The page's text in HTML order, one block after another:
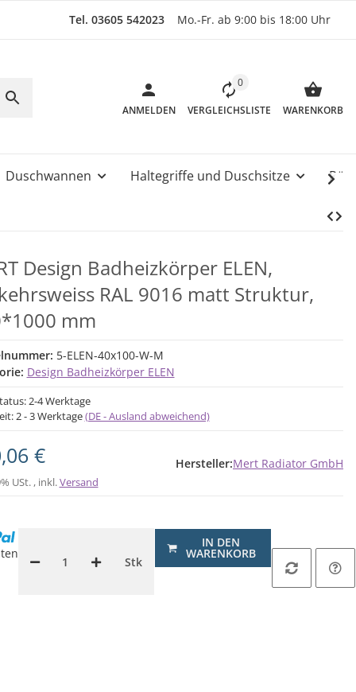
Tel. 03605 542023 Mo.-Fr. ab 9:00 bis 18:00 Uhr
ANMELDEN
0
VERGLEICHSLISTE WARENKORB
Duschwannen Haltegriffe und Duschsitze
Design Badheizkörper ELEN,
RAL 9016 matt Struktur,
mm
5-ELEN-40x100-W-M
Design Badheizkörper ELEN
2-4 Werktage
2 - 3 Werktage(DE - Ausland abweichend)
€
USt. , inkl.Versand
Hersteller:Mert Radiator GmbH
Stk
IN DEN
WARENKORB